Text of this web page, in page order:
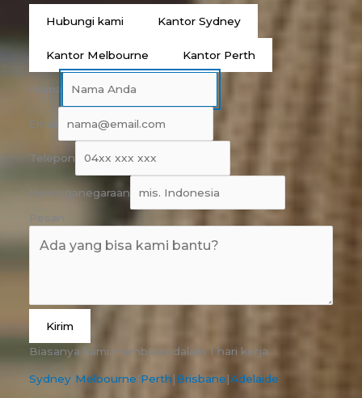
Hubungi kami Kantor Sydney
Kantor Melbourne Kantor Perth
Nama
Email
Telepon
Kewarganegaraan
Kirim
Biasanya kami membalas dalam 1 hari kerja.
Sydney|Melbourne|Perth|Brisbane|Adelaide